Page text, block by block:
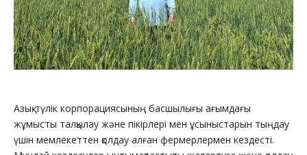
Азық-түлік корпорациясының басшылығы ағымдағы
жұмысты талқылау және пікірлері мен ұсыныстарын тыңдау
үшін мемлекеттен қолдау алған фермерлермен кездесті.